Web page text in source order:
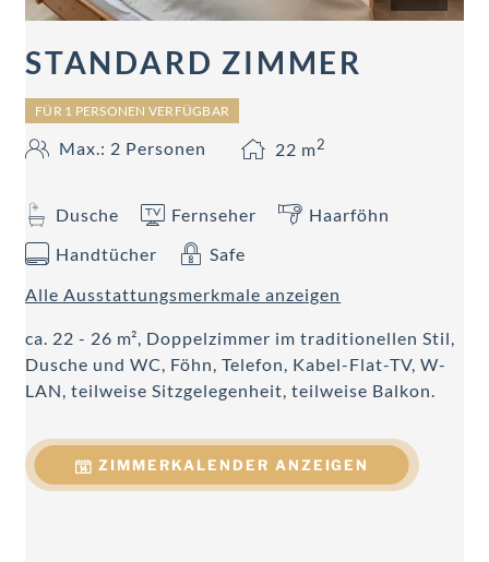
STANDARD ZIMMER
FÜR 1 PERSONEN VERFÜGBAR
Max.: 2 Personen 22 m2
Dusche Fernseher
Haarföhn
Handtücher
Safe
Alle Ausstattungsmerkmale anzeigen
ca. 22 - 26 m², Doppelzimmer im traditionellen Stil,
Dusche und WC, Föhn, Telefon, Kabel-Flat-TV, W-
LAN, teilweise Sitzgelegenheit, teilweise Balkon.
ZIMMERKALENDER ANZEIGEN